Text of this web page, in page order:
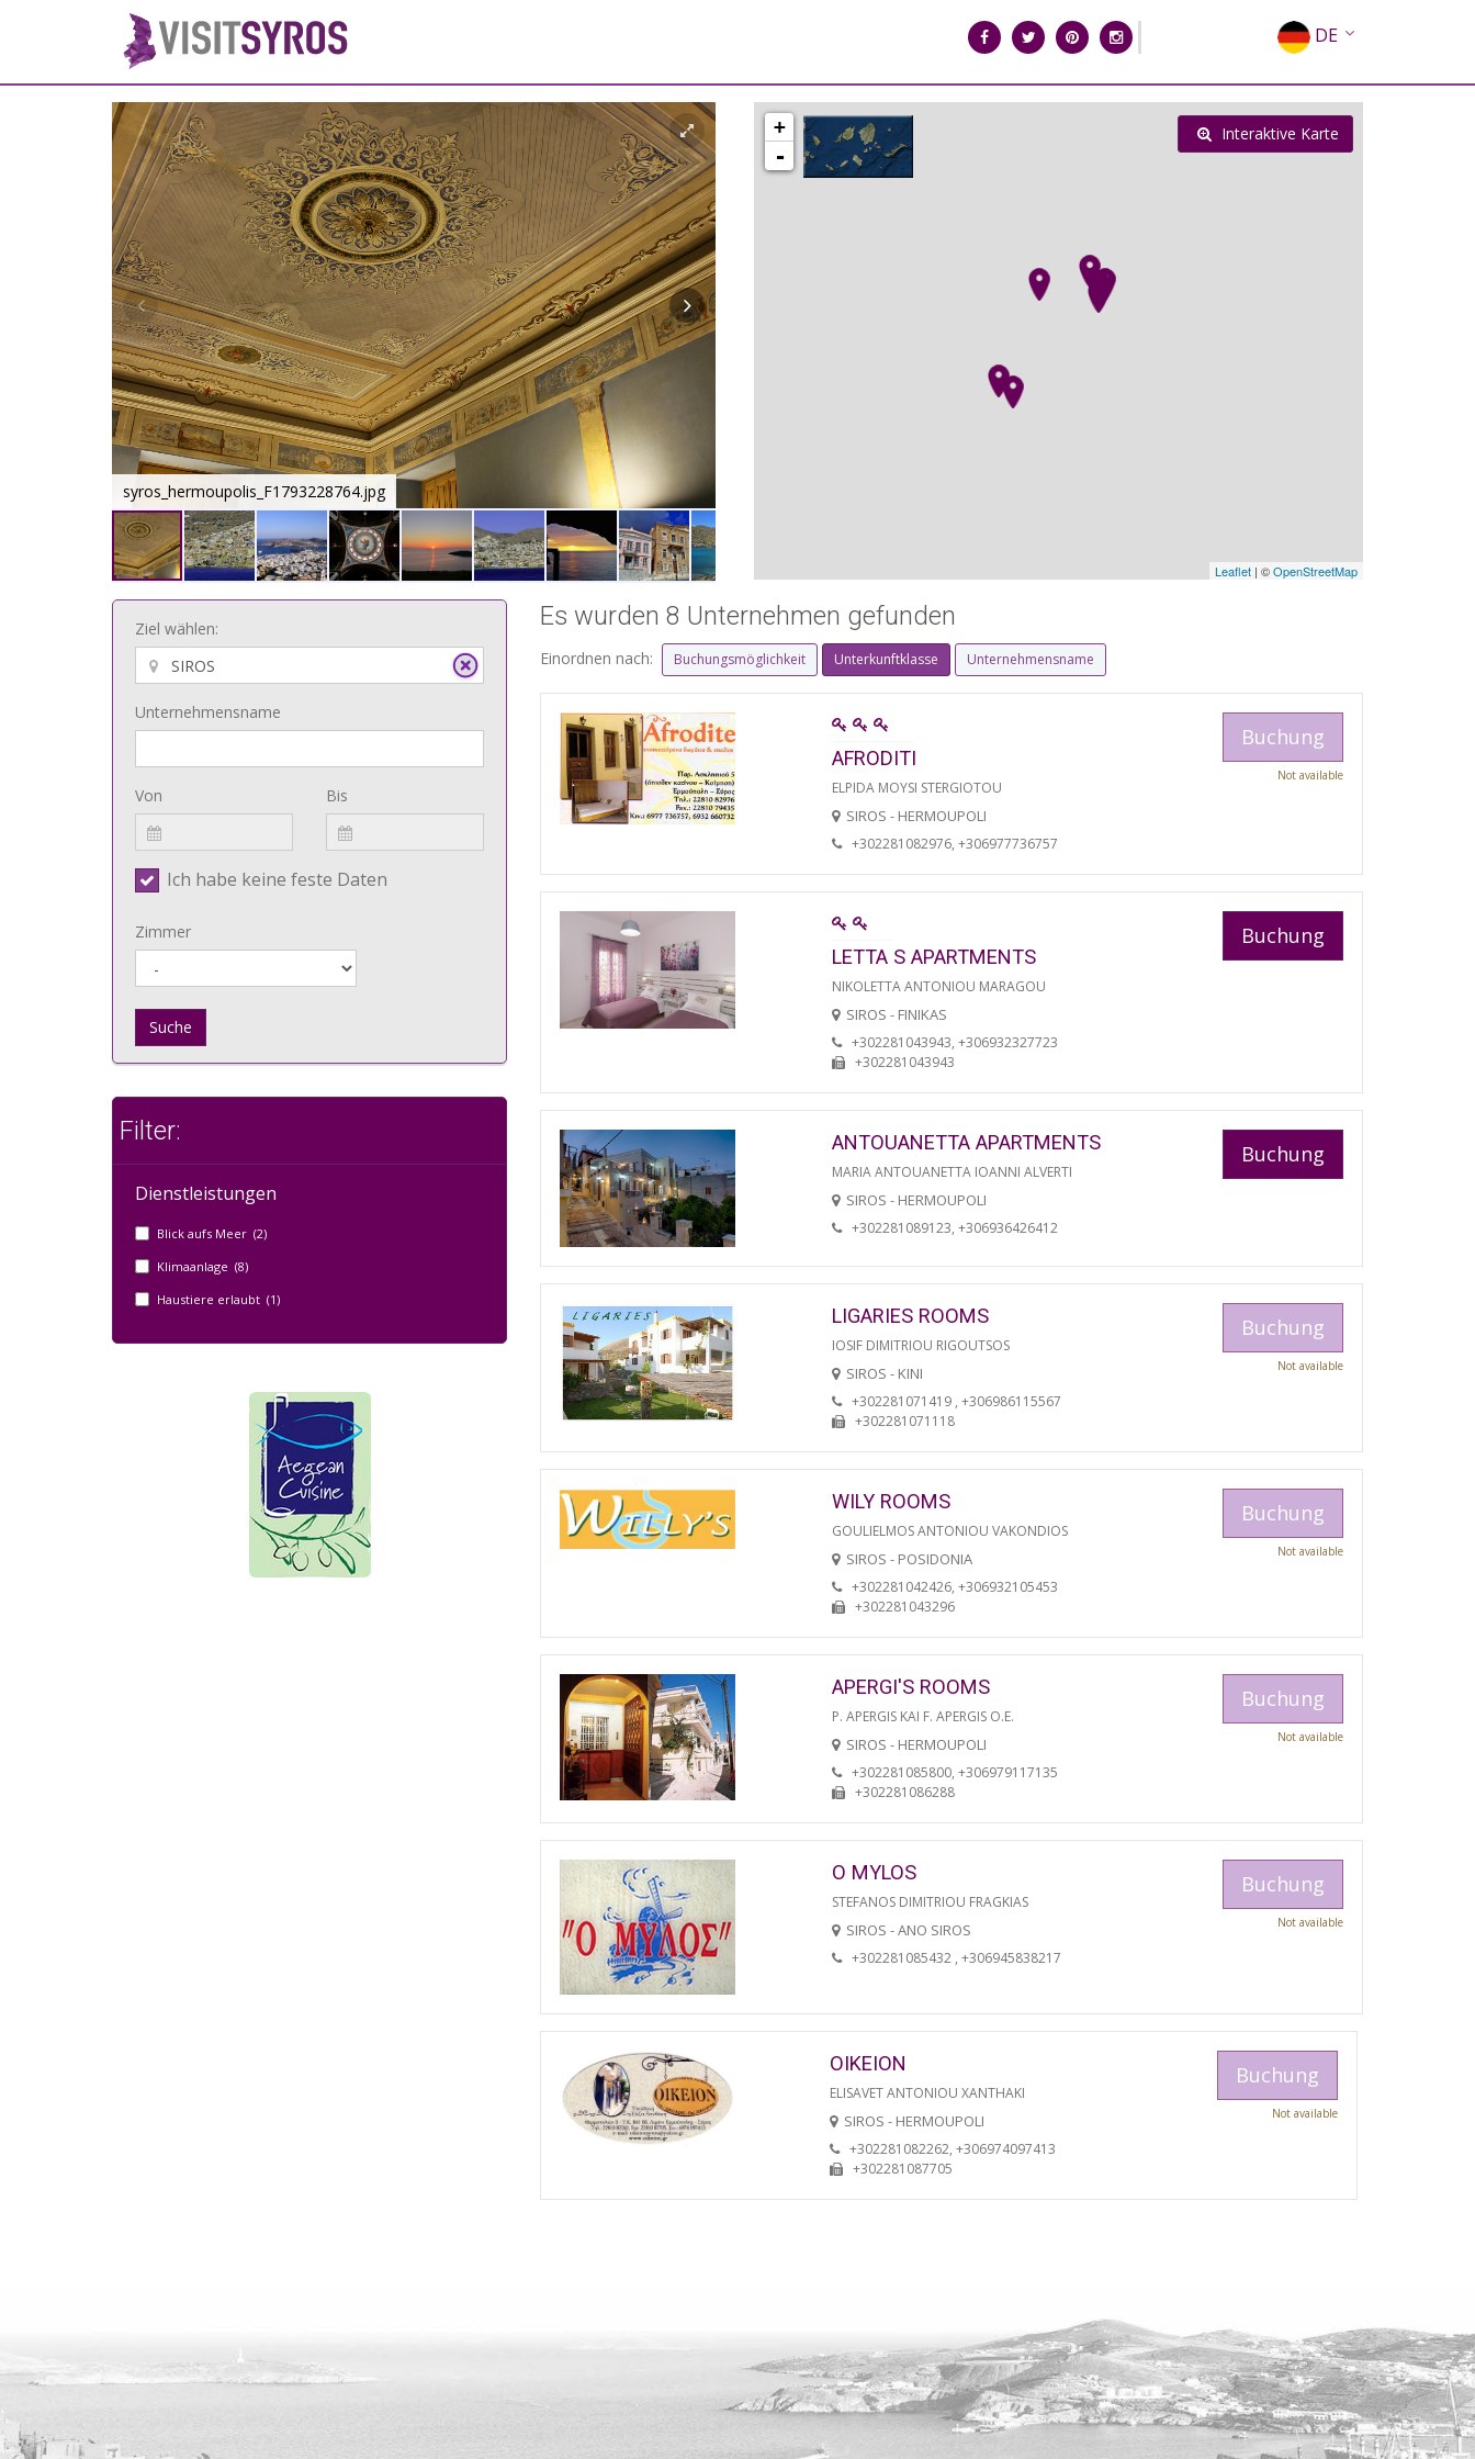
DE
EN
EL
syros_hermoupolis_F1793228764.jpg
+
-
Leaflet | ©OpenStreetMap
Interaktive Karte
Ziel wählen:
Unternehmensname
Von Bis
Ich habe keine feste Daten
Zimmer
Suche
Filter:
Dienstleistungen
Blick aufs Meer (2)
Klimaanlage (8)
Haustiere erlaubt (1)
Es wurden 8 Unternehmen gefunden
Einordnen nach: Buchungsmöglichkeit Unterkunftklasse Unternehmensname
AFRODITI
ELPIDA MOYSI STERGIOTOU
SIROS - HERMOUPOLI
+302281082976, +306977736757
Buchung
Not available
LETTA S APARTMENTS
NIKOLETTA ANTONIOU MARAGOU
SIROS - FINIKAS
+302281043943, +306932327723
+302281043943
Buchung
ANTOUANETTA APARTMENTS
MARIA ANTOUANETTA IOANNI ALVERTI
SIROS - HERMOUPOLI
+302281089123, +306936426412
Buchung
LIGARIES ROOMS
IOSIF DIMITRIOU RIGOUTSOS
SIROS - KINI
+302281071419 , +306986115567
+302281071118
Buchung
Not available
WILY ROOMS
GOULIELMOS ANTONIOU VAKONDIOS
SIROS - POSIDONIA
+302281042426, +306932105453
+302281043296
Buchung
Not available
APERGI'S ROOMS
P. APERGIS KAI F. APERGIS O.E.
SIROS - HERMOUPOLI
+302281085800, +306979117135
+302281086288
Buchung
Not available
O MYLOS
STEFANOS DIMITRIOU FRAGKIAS
SIROS - ANO SIROS
+302281085432 , +306945838217
Buchung
Not available
OIKEION
ELISAVET ANTONIOU XANTHAKI
SIROS - HERMOUPOLI
+302281082262, +306974097413
+302281087705
Buchung
Not available